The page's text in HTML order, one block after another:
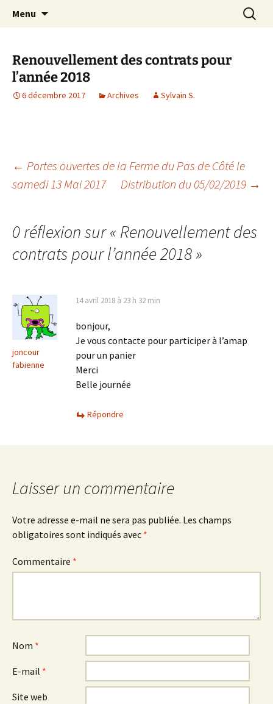
SAULXGOOD!
AMAP de Saulx-les-Chartreux, paniers bio
Menu
Renouvellement des contrats pour
l’année 2018
6 décembre 2017 Archives Sylvain S.
Navigation
articles
← Portes ouvertes de la Ferme du Pas de Côté le
samedi 13 Mai 2017
Distribution du 05/02/2019 →
0 réflexion sur « Renouvellement des
contrats pour l’année 2018»
joncour
fabienne
14 avril 2018 à 23 h 32 min
bonjour,
Je vous contacte pour participer à l’amap
pour un panier
Merci
Belle journée
Répondre
Laisser un commentaire
Votre adresse e-mail ne sera pas publiée. Les champs
obligatoires sont indiqués avec *
Commentaire *
Nom *
E-mail *
Site web